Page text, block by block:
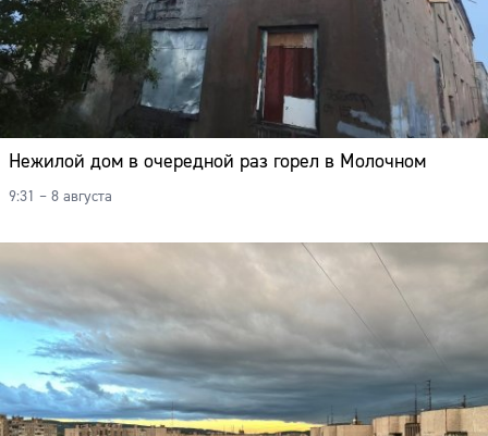
Нежилой дом в очередной раз горел в Молочном
9:31 – 8 августа